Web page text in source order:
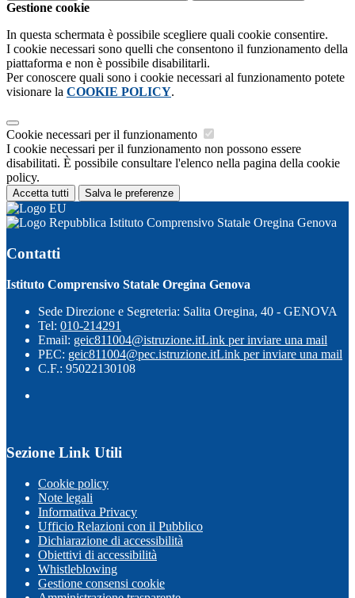
Gestione cookie
In questa schermata è possibile scegliere quali cookie consentire.
I cookie necessari sono quelli che consentono il funzionamento della
piattaforma e non è possibile disabilitarli.
Per conoscere quali sono i cookie necessari al funzionamento potete
visionare la COOKIE POLICY.
Cookie necessari per il funzionamento
I cookie necessari per il funzionamento non possono essere
disabilitati. È possibile consultare l'elenco nella pagina della cookie
policy.
Accetta tutti Salva le preferenze
Istituto Comprensivo Statale Oregina Genova
Contatti
Istituto Comprensivo Statale Oregina Genova
Sede Direzione e Segreteria: Salita Oregina, 40 - GENOVA
Tel: 010-214291
Email: geic811004@istruzione.itLink per inviare una mail
PEC: geic811004@pec.istruzione.itLink per inviare una mail
C.F.: 95022130108
Sezione Link Utili
Cookie policy
Note legali
Informativa Privacy
Ufficio Relazioni con il Pubblico
Dichiarazione di accessibilità
Obiettivi di accessibilità
Whistleblowing
Gestione consensi cookie